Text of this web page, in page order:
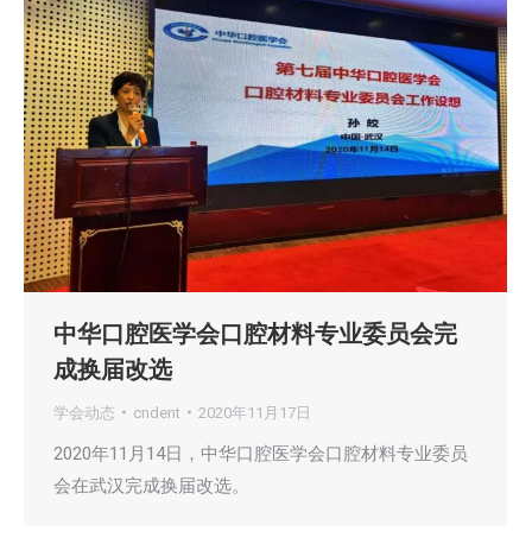
中华口腔医学会口腔材料专业委员会完
成换届改选
学会动态 cndent 2020年11月17日
2020年11月14日，中华口腔医学会口腔材料专业委员
会在武汉完成换届改选。